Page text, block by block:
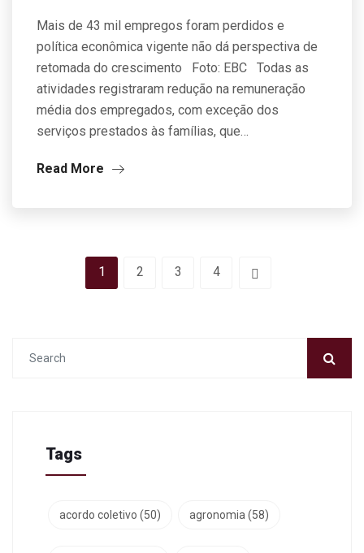
Mais de 43 mil empregos foram perdidos e
política econômica vigente não dá perspectiva de
retomada do crescimento Foto: EBC Todas as
atividades registraram redução na remuneração
média dos empregados, com exceção dos
serviços prestados às famílias, que…
Read More
1 2 3 4
Tags
acordo coletivo (50) agronomia(58)